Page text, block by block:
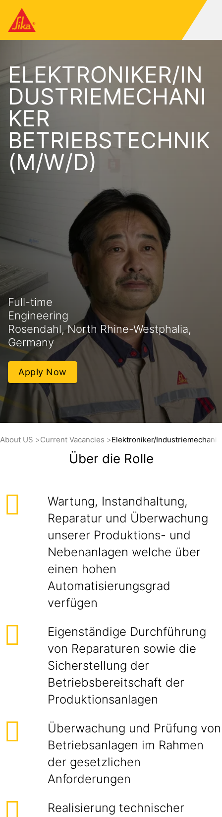
ELEKTRONIKER/IN
DUSTRIEMECHANI
KER
BETRIEBSTECHNIK
(M/W/D)
Full-time
Engineering
Rosendahl, North Rhine-Westphalia,
Germany
Apply Now
About US Current Vacancies Elektroniker/
Über die Rolle
Wartung, Instandhaltung,
Reparatur und Überwachung
unserer Produktions- und
Nebenanlagen welche über
einen hohen
Automatisierungsgrad
verfügen
Eigenständige Durchführung
von Reparaturen sowie die
Sicherstellung der
Betriebsbereitschaft der
Produktionsanlagen
Überwachung und Prüfung von
Betriebsanlagen im Rahmen
der gesetzlichen
Anforderungen
Realisierung technischer